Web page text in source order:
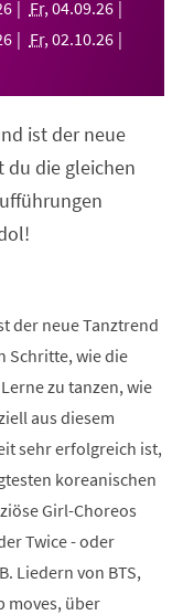
Fr, 04.09.26
Fr, 02.10.26
ist der neue
du die gleichen
der neue Tanztrend
Schritte, wie die
zu tanzen, wie
aus diesem
sehr erfolgreich ist,
koreanischen
Girl-Choreos
Twice - oder
Liedern von BTS,
moves, über